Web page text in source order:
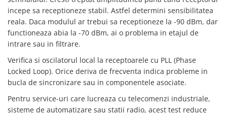
Lanterne
Lanterne de Cap
Lanterne de Mana
Lampi Solare
Proiectoare LED
Aeroterme
Roboti de Pornire Auto
incepe sa receptioneze stabil. Astfel determini sensibilitatea
reala. Daca modulul ar trebui sa receptioneze la -90 dBm, dar
functioneaza abia la -70 dBm, ai o problema in etajul de
intrare sau in filtrare.
Verifica si oscilatorul local la receptoarele cu PLL (Phase
Locked Loop). Orice deriva de frecventa indica probleme in
bucla de sincronizare sau in componentele asociate.
Pentru service-uri care lucreaza cu telecomenzi industriale,
sisteme de automatizare sau statii radio, acest test reduce